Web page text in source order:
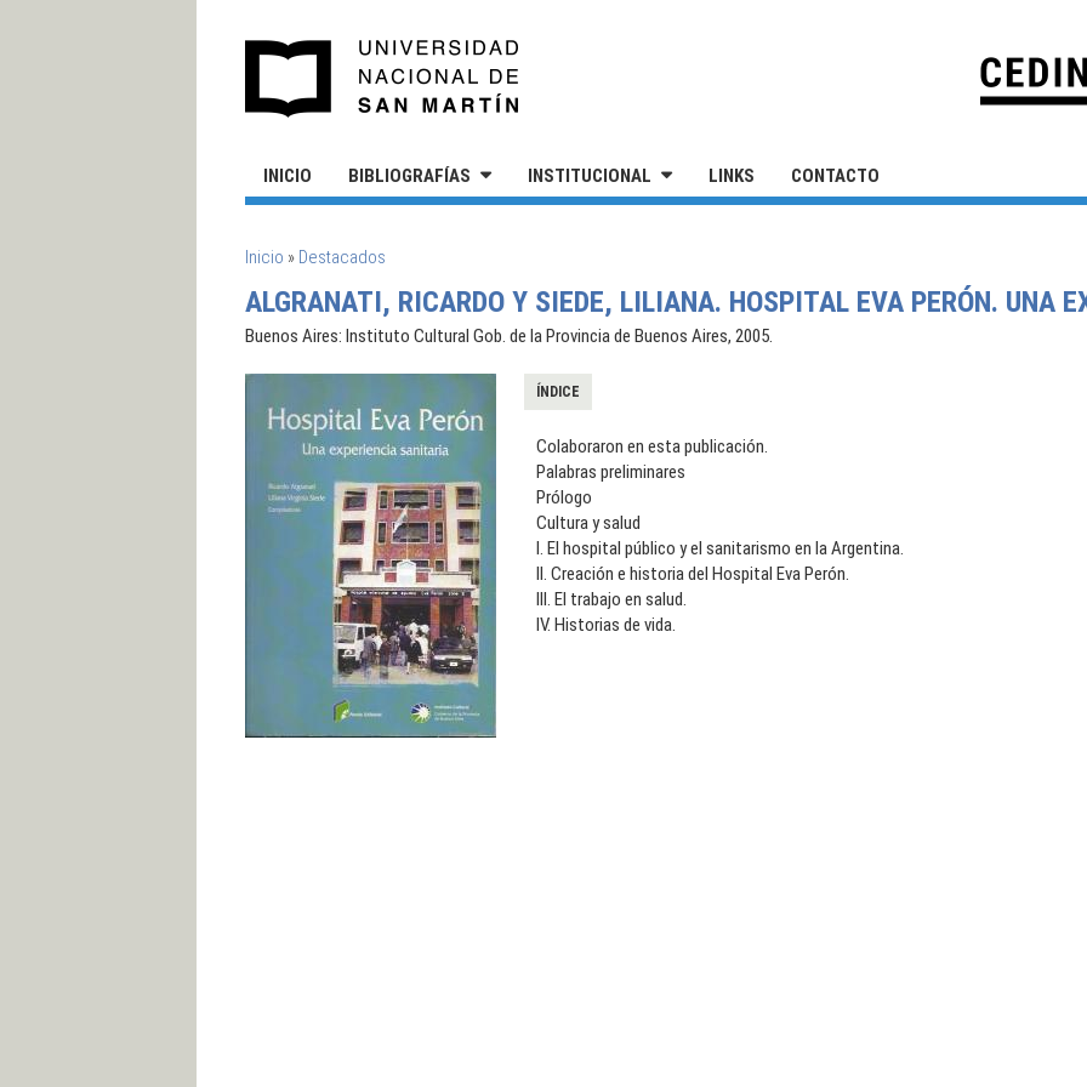
INICIO BIBLIOGRAFÍAS INSTITUCIONAL LINKS CONTACTO
SE ENCUENTRA USTED AQUÍ
Inicio » Destacados
ALGRANATI, RICARDO Y SIEDE, LILIANA. HOSPITAL EVA PERÓN. UNA
Buenos Aires: Instituto Cultural Gob. de la Provincia de Buenos Aires, 2005.
ÍNDICE
Colaboraron en esta publicación.
Palabras preliminares
Prólogo
Cultura y salud
I. El hospital público y el sanitarismo en la Argentina.
II. Creación e historia del Hospital Eva Perón.
III. El trabajo en salud.
IV. Historias de vida.